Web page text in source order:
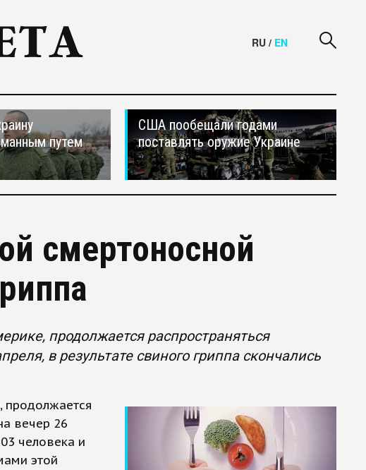
RU / EN
путем
США пообещали годами
поставлять оружие Украине
смертоносной
продолжается распространяться
в результате свиного гриппа скончались
продолжается
вечер 26
человека и
этой